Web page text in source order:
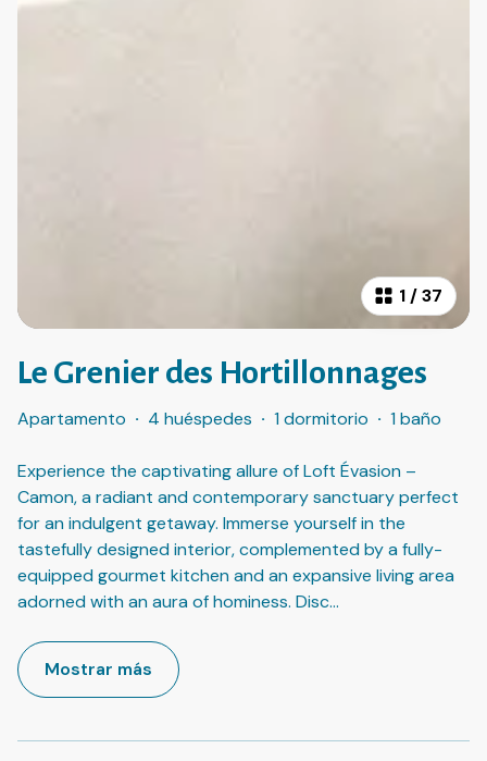
1 /37
Le Grenier des Hortillonnages
Apartamento · 4 huéspedes · 1 dormitorio · 1 baño
Experience the captivating allure of Loft Évasion –
Camon, a radiant and contemporary sanctuary perfect
for an indulgent getaway. Immerse yourself in the
tastefully designed interior, complemented by a fully-
equipped gourmet kitchen and an expansive living area
adorned with an aura of hominess. Disc...
Mostrar más